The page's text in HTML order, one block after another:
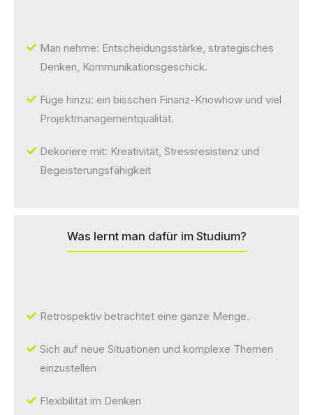
Man nehme: Entscheidungsstärke, strategisches
Denken, Kommunikationsgeschick.
Füge hinzu: ein bisschen Finanz-Knowhow und viel
Projektmanagementqualität.
Dekoriere mit: Kreativität, Stressresistenz und
Begeisterungsfähigkeit
Was lernt man dafür im Studium?
Retrospektiv betrachtet eine ganze Menge.
Sich auf neue Situationen und komplexe Themen
einzustellen
Flexibilität im Denken